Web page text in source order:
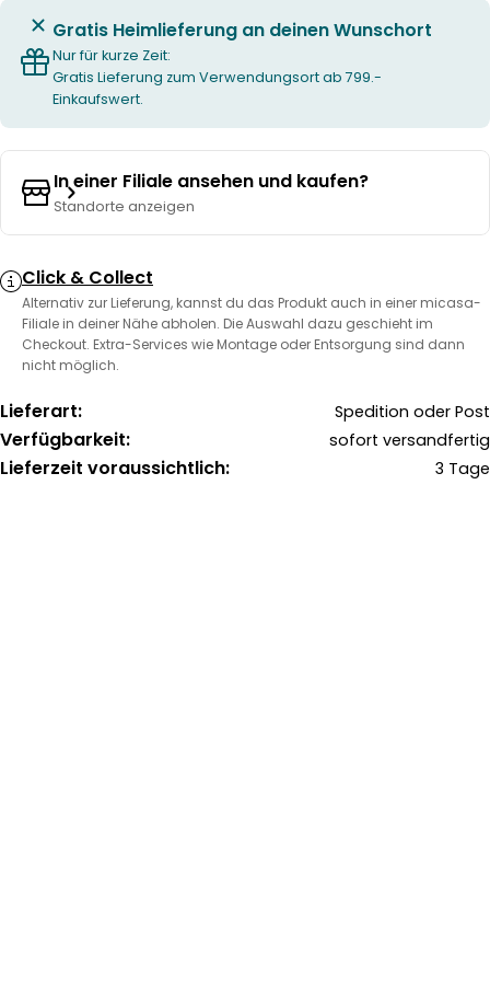
Gratis Heimlieferung an deinen Wunschort
Nur für kurze Zeit:
Gratis Lieferung zum Verwendungsort ab 799.-
Einkaufswert.
In einer Filiale ansehen und kaufen?
Standorte anzeigen
Click & Collect
Alternativ zur Lieferung, kannst du das Produkt auch in einer micasa-
Filiale in deiner Nähe abholen. Die Auswahl dazu geschieht im
Checkout. Extra-Services wie Montage oder Entsorgung sind dann
nicht möglich.
Lieferart: Spedition oder Post
Verfügbarkeit: sofort versandfertig
Lieferzeit voraussichtlich: 3 Tage